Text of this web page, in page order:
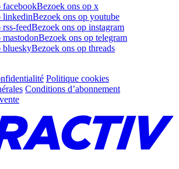
facebookBezoek ons op x
linkedinBezoek ons op youtube
feedBezoek ons op instagram
Bezoek ons op telegram
blueskyBezoek ons op threads
Politique cookies
Conditions d’abonnement